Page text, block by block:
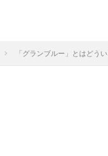
「グランブルー」とはどう